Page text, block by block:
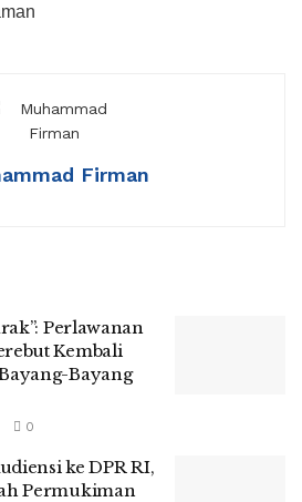
Firman
Perlawanan
Kembali
Bayang
0
ke DPR RI,
Permukiman